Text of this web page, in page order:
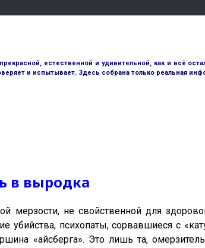
естественной и удивительной, как и всё
и испытывает. Здесь собрана только реальная
в выродка
мерзости, не свойственной для
убийства, психопаты, сорвавшиеся с
«айсберга». Это лишь та,